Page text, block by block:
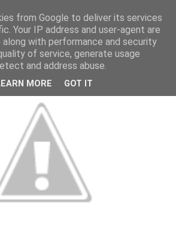
from Google to deliver its services
Your IP address and user-agent are
along with performance and security
of service, generate usage
and address abuse.
MORE GOT IT